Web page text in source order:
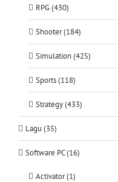
RPG (430)
Shooter (184)
Simulation (425)
Sports (118)
Strategy (433)
Lagu (35)
Software PC (16)
Activator (1)